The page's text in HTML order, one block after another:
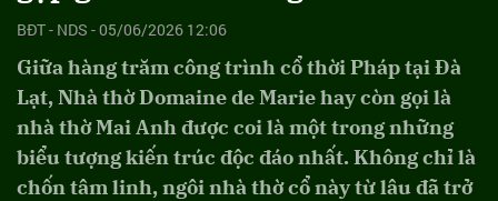
BĐT - NDS - 05/06/2026 12:06
Giữa hàng trăm công trình cổ thời Pháp tại Đà
Lạt, Nhà thờ Domaine de Marie hay còn gọi là
nhà thờ Mai Anh được coi là một trong những
biểu tượng kiến trúc độc đáo nhất. Không chỉ là
chốn tâm linh, ngôi nhà thờ cổ này từ lâu đã trở